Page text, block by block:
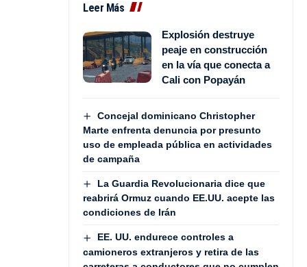
Leer Más
Explosión destruye
peaje en construcción
en la vía que conecta a
Cali con Popayán
Concejal dominicano Christopher
Marte enfrenta denuncia por presunto
uso de empleada pública en actividades
de campaña
La Guardia Revolucionaria dice que
reabrirá Ormuz cuando EE.UU. acepte las
condiciones de Irán
EE. UU. endurece controles a
camioneros extranjeros y retira de las